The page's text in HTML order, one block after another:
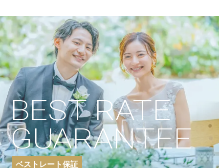
BEST RATE
GUARANTEE
ベストレート保証